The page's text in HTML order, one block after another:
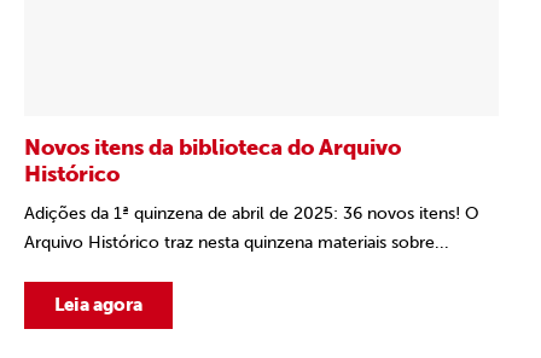
Novos itens da biblioteca do Arquivo
Histórico
Adições da 1ª quinzena de abril de 2025: 36 novos itens! O
Arquivo Histórico traz nesta quinzena materiais sobre...
Leia agora